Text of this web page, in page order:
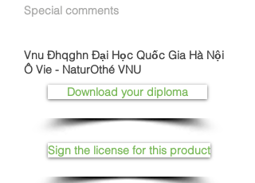
Special comments
Vnu Đhqghn Đại Học Quốc Gia Hà Nội
Ô Vie - NaturOthé VNU
Download your diploma
Sign the license for this product